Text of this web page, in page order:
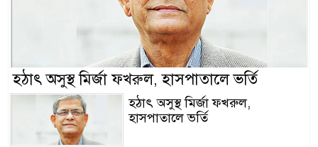
হঠাৎ অসুস্থ মির্জা ফখরুল, হাসপাতালে ভর্তি
হঠাৎ অসুস্থ মির্জা ফখরুল,
হাসপাতালে ভর্তি